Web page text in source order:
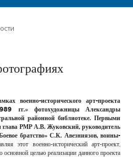
военно-исторического арт-проекта
гг.» фотохудожницы Александры
районной библиотеке. Первыми
глава РМР А.В. Жуковский, руководитель
братство» С.К. Авезниязов, воины-
этот военно-исторический арт-проект,
целью реализации данного проекта